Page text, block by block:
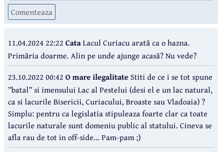
Comenteaza
11.04.2024 22:22 CataLacul Curiacu arată ca o hazna.
Primăria doarme. Alin pe unde ajunge acasă? Nu vede?
23.10.2022 00:42 O mare ilegalitateStiti de ce i se tot spune
”batal” si imensului Lac al Pestelui (desi el e un lac natural,
ca si lacurile Bisericii, Curiacului, Broaste sau Vladoaia) ?
Simplu: pentru ca legislatia stipuleaza foarte clar ca toate
lacurile naturale sunt domeniu public al statului. Cineva se
afla rau de tot in off-side... Pam-pam ;)